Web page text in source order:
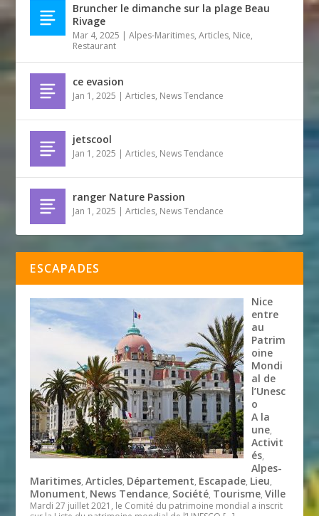
Bruncher le dimanche sur la plage Beau
Rivage
Mar 4, 2025 |Alpes-Maritimes,Articles, Nice,
Restaurant
ce evasion
Jan 1, 2025 |Articles, News Tendance
jetscool
Jan 1, 2025 |Articles, News Tendance
ranger Nature Passion
Jan 1, 2025 |Articles, News Tendance
ESCAPADES
Nice
entre
au
Patrim
oine
Mondi
al de
l’Unesc
o
A la
une,
Activit
és,
Alpes-
Maritimes,Articles, Département, Escapade, Lieu,
Monument, News Tendance, Société, Tourisme,Ville
Mardi 27 juillet 2021, le Comité du patrimoine mondial a inscrit